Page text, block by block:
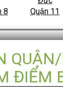
8 Quận 11
ĐIỂM